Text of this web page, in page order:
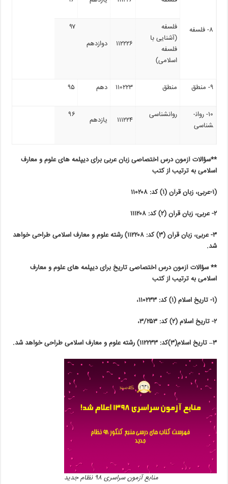
۸- فلسفه
فلسفه
(آشنایی با
فلسفه
اسلامی)
۱۱۲۲۲۶ دوازدهم
۹۷
۹- منطق منطق ۱۱۰۲۲۳ دهم ۹۵
۱۰- روان­
شناسی
روان­شناسی
۱۱۱۲۲۴ یازدهم
۹۶
**سؤالات آزمون درس اختصاصی زبان عربی برای دیپلمه‏ های علوم و معارف
اسلامی به ترتیب از کتب
(۱-عربی، زبان قرآن (۱) کد: ۱۱۰۲۰۸
۲- عربی، زبان قرآن (۲) کد: ۱۱۱۲۰۸
۳- عربی، زبان قرآن (۳) کد: ۱۱۲۲۰۸) رشته علوم و معارف اسلامی طراحی خواهد
شد.
** سؤالات آزمون درس اختصاصی تاریخ برای دیپلمه ‏های علوم و معارف
اسلامی به ترتیب از کتب
(۱- تاریخ اسلام (۱) کد: ۱۱۰۲۳۳،
۲- تاریخ اسلام (۲) کد: ۳/۲۵۳،
۳– تاریخ اسلام(۳)کد: ۱۱۲۲۳۳) رشته علوم و معارف اسلامی طراحی خواهد شد.
منابع آزمون سراسری ۹۸ نظام جدید